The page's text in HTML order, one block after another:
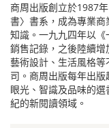
商周出版創立於1987
書〉書系，成為專業
知識。一九九四年以
銷售記錄，之後陸續增
藝術設計、生活風格
司。商周出版每年出
眼光、智識及品味的
紀的新閱讀領域。